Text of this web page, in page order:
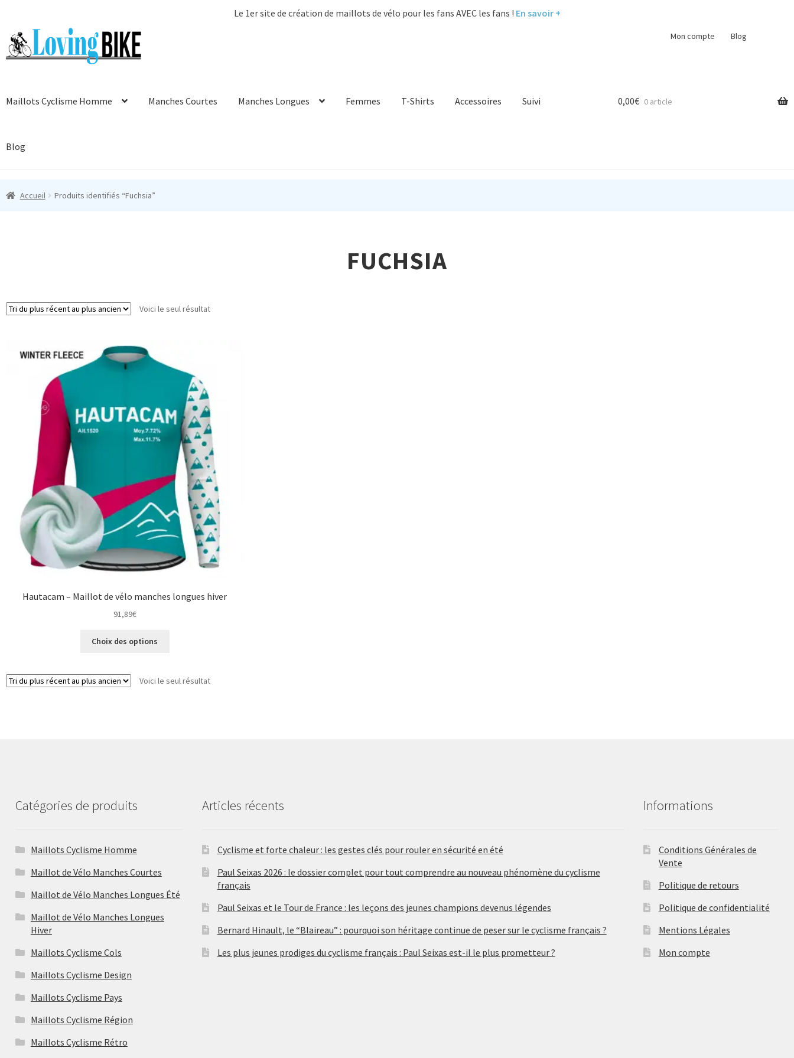
Le 1er site de création de maillots de vélo pour les fans AVEC les fans ! En savoir +
Aller
à
la
Aller
au
contenu
Mon compte Blog
Maillots Cyclisme Homme Manches Courtes Manches Longues Femmes T-Shirts Accessoires Suivi
Blog
0,00€ 0 article
Accueil Produits identifiés “Fuchsia”
FUCHSIA
Voici le seul résultat
Hautacam – Maillot de vélo manches longues hiver
91,89€
Choix des options
plusieurs
Voici le seul résultat
Catégories de produits
Maillots Cyclisme Homme
Maillot de Vélo Manches Courtes
Maillot de Vélo Manches Longues Été
Maillot de Vélo Manches Longues
Hiver
Maillots Cyclisme Cols
Maillots Cyclisme Design
Maillots Cyclisme Pays
Maillots Cyclisme Région
Maillots Cyclisme Rétro
Articles récents
Cyclisme et forte chaleur : les gestes clés pour rouler en sécurité en été
Paul Seixas 2026 : le dossier complet pour tout comprendre au nouveau phénomène du cyclisme
français
Paul Seixas et le Tour de France : les leçons des jeunes champions devenus légendes
Bernard Hinault, le “Blaireau” : pourquoi son héritage continue de peser sur le cyclisme français ?
Les plus jeunes prodiges du cyclisme français : Paul Seixas est-il le plus prometteur ?
Informations
Conditions Générales de
Vente
Politique de retours
Politique de confidentialité
Mentions Légales
Mon compte